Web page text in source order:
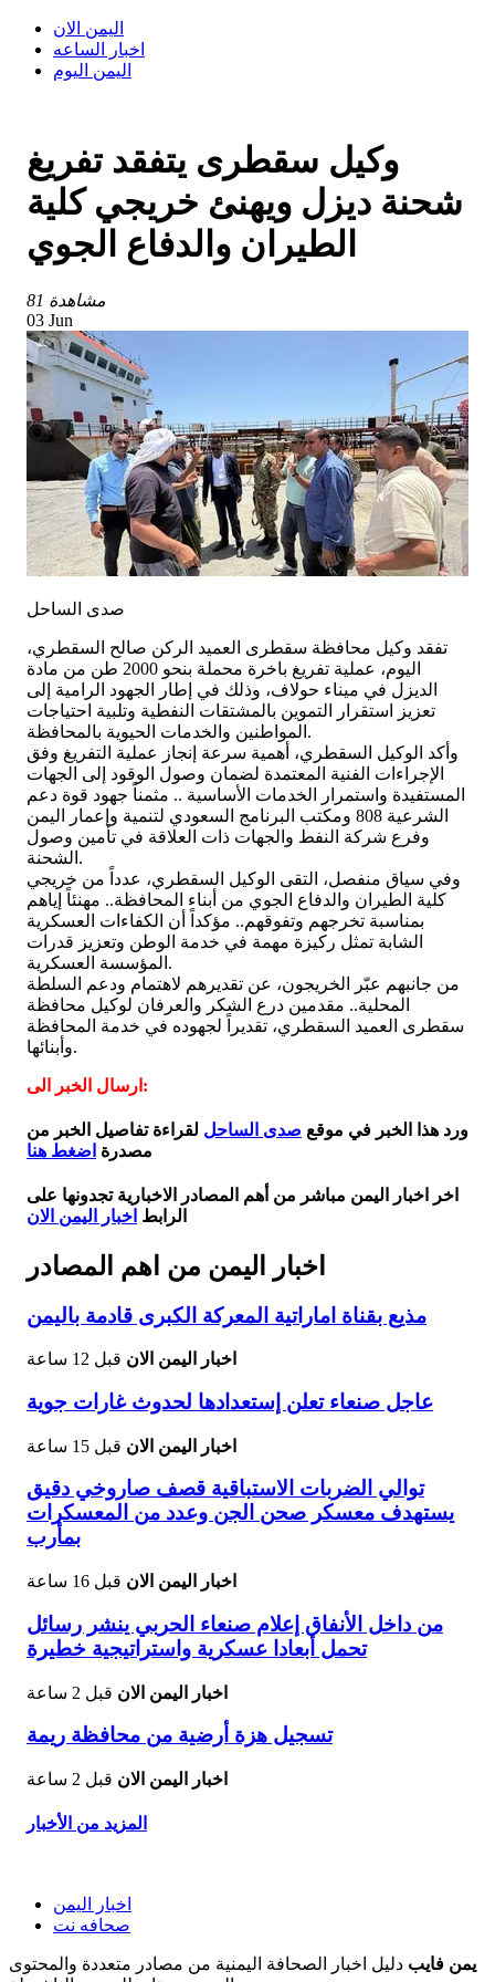
اليمن الان
اخبار الساعه
اليمن اليوم
وكيل سقطرى يتفقد تفريغ
شحنة ديزل ويهنئ خريجي كلية
الطيران والدفاع الجوي
81 مشاهدة
03 Jun
صدى الساحل
تفقد وكيل محافظة سقطرى العميد الركن صالح السقطري،
اليوم، عملية تفريغ باخرة محملة بنحو 2000 طن من مادة
الديزل في ميناء حولاف، وذلك في إطار الجهود الرامية إلى
تعزيز استقرار التموين بالمشتقات النفطية وتلبية احتياجات
المواطنين والخدمات الحيوية بالمحافظة.
وأكد الوكيل السقطري، أهمية سرعة إنجاز عملية التفريغ وفق
الإجراءات الفنية المعتمدة لضمان وصول الوقود إلى الجهات
المستفيدة واستمرار الخدمات الأساسية .. مثمناً جهود قوة دعم
الشرعية 808 ومكتب البرنامج السعودي لتنمية وإعمار اليمن
وفرع شركة النفط والجهات ذات العلاقة في تأمين وصول
الشحنة.
وفي سياق منفصل، التقى الوكيل السقطري، عدداً من خريجي
كلية الطيران والدفاع الجوي من أبناء المحافظة.. مهنئاً إياهم
بمناسبة تخرجهم وتفوقهم.. مؤكداً أن الكفاءات العسكرية
الشابة تمثل ركيزة مهمة في خدمة الوطن وتعزيز قدرات
المؤسسة العسكرية.
من جانبهم عبّر الخريجون، عن تقديرهم لاهتمام ودعم السلطة
المحلية.. مقدمين درع الشكر والعرفان لوكيل محافظة
سقطرى العميد السقطري، تقديراً لجهوده في خدمة المحافظة
وأبنائها.
ارسال الخبر الى:
ورد هذا الخبر في موقع صدى الساحل لقراءة تفاصيل الخبر من
مصدرة اضغط هنا
اخر اخبار اليمن مباشر من أهم المصادر الاخبارية تجدونها على
الرابط اخبار اليمن الان
اخبار اليمن من اهم المصادر
مذيع بقناة اماراتية المعركة الكبرى قادمة باليمن
اخبار اليمن الان قبل 12 ساعة
عاجل صنعاء تعلن إستعدادها لحدوث غارات جوية
اخبار اليمن الان قبل 15 ساعة
توالي الضربات الاستباقية قصف صاروخي دقيق
يستهدف معسكر صحن الجن وعدد من المعسكرات
بمأرب
اخبار اليمن الان قبل 16 ساعة
من داخل الأنفاق إعلام صنعاء الحربي ينشر رسائل
تحمل أبعادا عسكرية واستراتيجية خطيرة
اخبار اليمن الان قبل 2 ساعة
تسجيل هزة أرضية من محافظة ريمة
اخبار اليمن الان قبل 2 ساعة
المزيد من الأخبار
اخبار اليمن
صحافه نت
يمن فايب دليل اخبار الصحافة اليمنية من مصادر متعددة والمحتوى